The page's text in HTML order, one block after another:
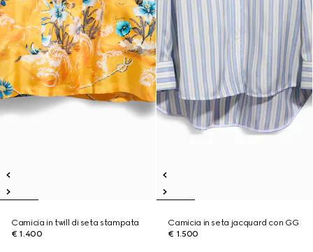
Camicia in twill di seta stampata
€ 1.400
Camicia in seta jacquard con GG
€ 1.500